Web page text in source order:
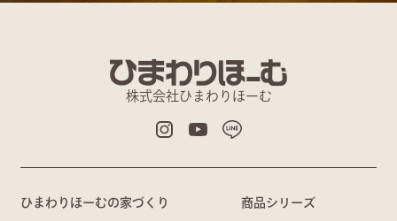
株式会社ひまわりほーむ
ひまわりほーむの家づくり 商品シリーズ